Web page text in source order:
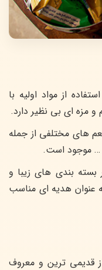
از مواد اولیه با
مزه ای بی نظیر دارد.
های مختلفی از جمله
… موجود است.
بسته بندی های زیبا و
عنوان هدیه ای مناسب
قدیمی ترین و معروف